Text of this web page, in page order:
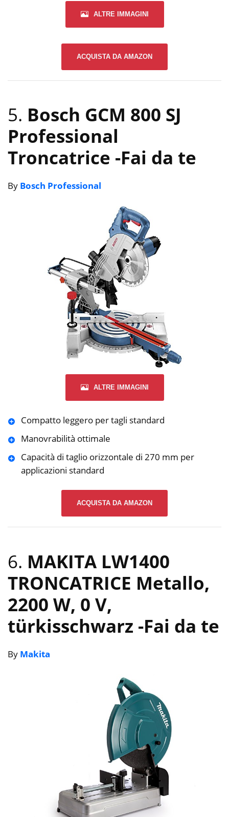
ALTRE IMMAGINI
ACQUISTA DA AMAZON
5. Bosch GCM 800 SJ
Professional
Troncatrice -Fai da te
By Bosch Professional
ALTRE IMMAGINI
Compatto leggero per tagli standard
Manovrabilità ottimale
Capacità di taglio orizzontale di 270 mm per
applicazioni standard
ACQUISTA DA AMAZON
6. MAKITA LW1400
TRONCATRICE Metallo,
2200 W, 0 V,
türkisschwarz -Fai da te
By Makita